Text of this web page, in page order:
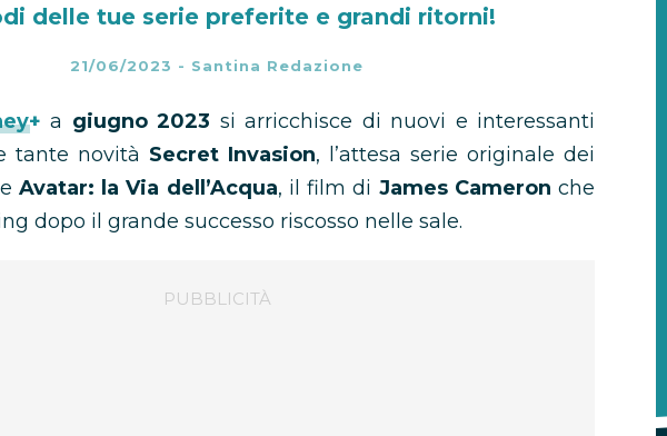
delle tue serie preferite e grandi ritorni!
21/06/2023 - Santina Redazione
a giugno 2023 si arricchisce di nuovi e interessanti
tante novità Secret Invasion, l’attesa serie originale dei
Avatar: la Via dell’Acqua, il film di James Cameron che
dopo il grande successo riscosso nelle sale.